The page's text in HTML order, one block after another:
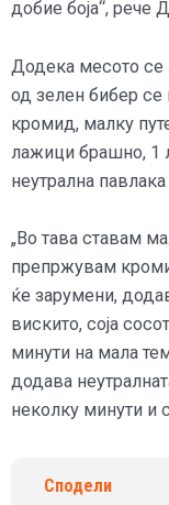
добие боја“, рече
Додека месото се
од зелен бибер
кромид, малку
лажици брашно, 1
неутрална
„Во тава ставам
препржувам
ќе зарумени,
вискито, соја
минути на мала
додава
неколку минути и
Сподели